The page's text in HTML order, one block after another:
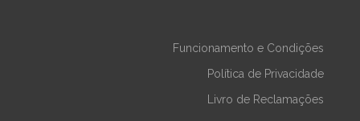
Funcionamento e Condições
Política de Privacidade
Livro de Reclamações